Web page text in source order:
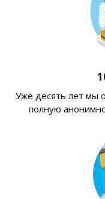
Уже десять лет мы
полную